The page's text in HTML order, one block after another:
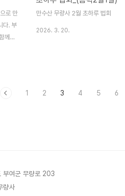
로 만
다. 부
께하
만수산 무량사 2월 초하루 법회
2026. 3. 20.
1 2 3 4 5 6
여군 무량로 203
량사